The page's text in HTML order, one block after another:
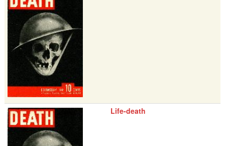
Life-death